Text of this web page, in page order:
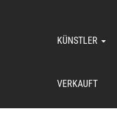
KÜNSTLER
VERKAUFT